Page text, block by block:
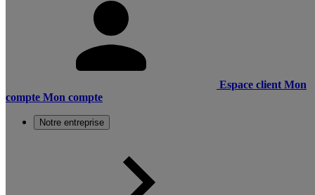
Espace client Mon
compte Mon compte
Notre entreprise